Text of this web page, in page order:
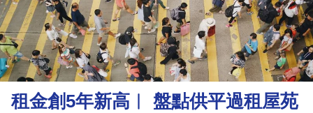
資
樓
市
理
財
租金創5年新高︳ 盤點供平過租屋苑